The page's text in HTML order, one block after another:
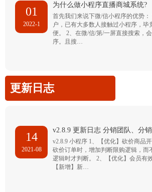
01
2022-1
为什么做小程序直播商城系统?
首先我们来说下微/信小程序的优势
户，已有大多数人接触过小程序，毕
便。 2、在微/信/第/一屏直接搜索，
序。且搜…
更新日志
14
2021-08
v2.8.9 更新日志 分销团队、分
v2.8.9 小程序 1、【优化】砍价商品
砍价订单时，增加判断限购逻辑，而
逻辑时才判断。 2、【优化】会员有
【新增】新…